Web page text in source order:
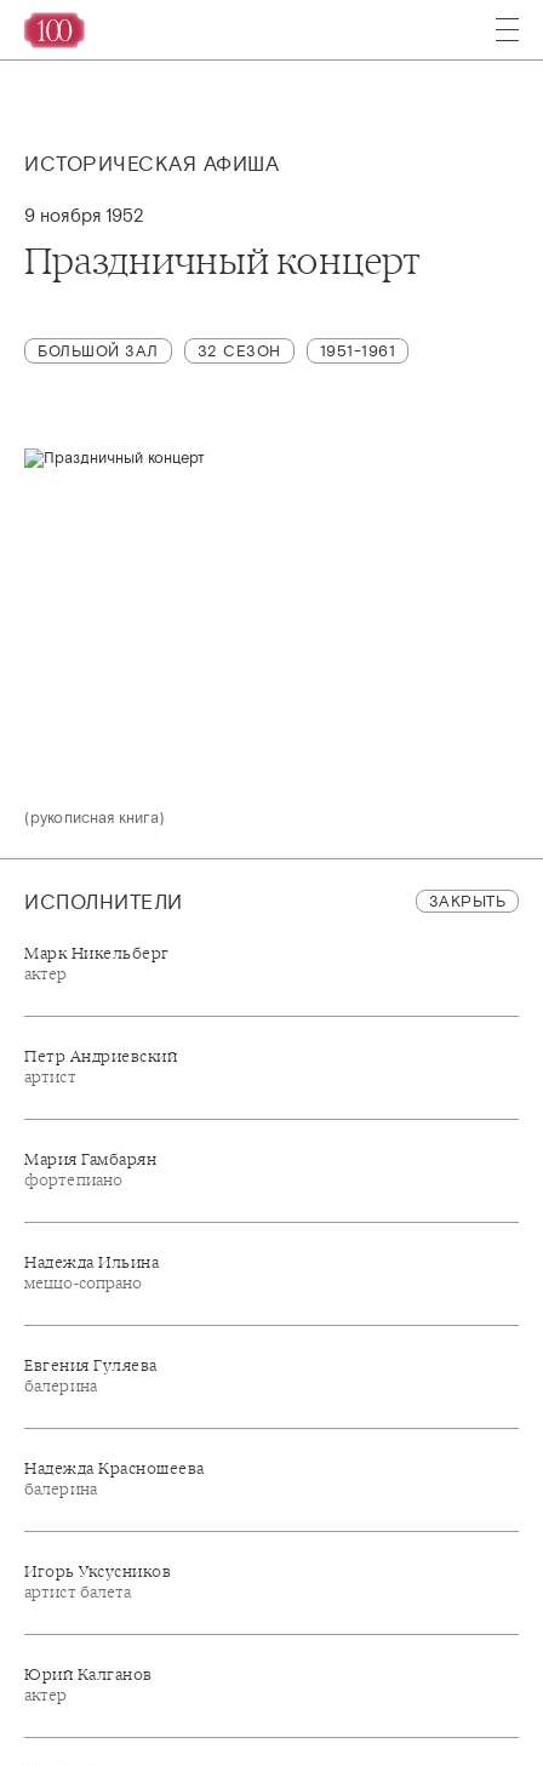
ИСТОРИЧЕСКАЯ АФИША
9 ноября 1952
Праздничный концерт
БОЛЬШОЙ ЗАЛ 32 СЕЗОН 1951-1961
(рукописная книга)
ИСПОЛНИТЕЛИ ЗАКРЫТЬ
Марк Никельберг
актер
Петр Андриевский
артист
Мария Гамбарян
фортепиано
Надежда Ильина
меццо-сопрано
Евгения Гуляева
балерина
Надежда Красношеева
балерина
Игорь Уксусников
артист балета
Юрий Калганов
актер